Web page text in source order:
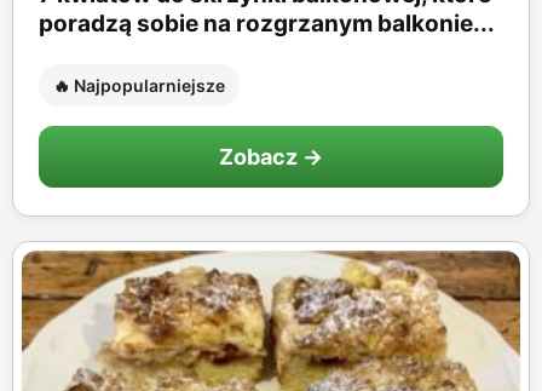
poradzą sobie na rozgrzanym balkonie...
🔥 Najpopularniejsze
Zobacz →